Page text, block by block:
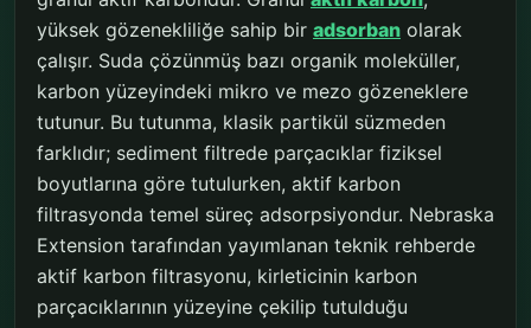
yüksek gözenekliliğe sahip bir adsorban olarak
çalışır. Suda çözünmüş bazı organik moleküller,
karbon yüzeyindeki mikro ve mezo gözeneklere
tutunur. Bu tutunma, klasik partikül süzmeden
farklıdır; sediment filtrede parçacıklar fiziksel
boyutlarına göre tutulurken, aktif karbon
filtrasyonda temel süreç adsorpsiyondur. Nebraska
Extension tarafından yayımlanan teknik rehberde
aktif karbon filtrasyonu, kirleticinin karbon
parçacıklarının yüzeyine çekilip tutulduğu